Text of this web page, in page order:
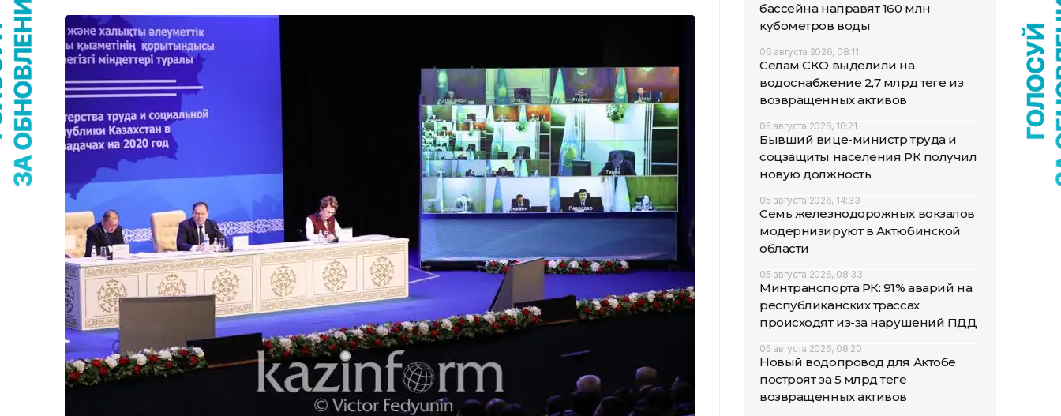
бассейна направят 160 млн
кубометров воды
06 августа 2026, 08:11
Селам СКО выделили на
водоснабжение 2,7 млрд теңге из
возвращенных активов
05 августа 2026, 18:21
Бывший вице-министр труда и
соцзащиты населения РК получил
новую должность
05 августа 2026, 14:33
Семь железнодорожных вокзалов
модернизируют в Актюбинской
области
05 августа 2026, 08:33
Минтранспорта РК: 91% аварий на
республиканских трассах
происходят из-за нарушений ПДД
05 августа 2026, 08:20
Новый водопровод для Актобе
построят за 5 млрд теңге
возвращенных активов